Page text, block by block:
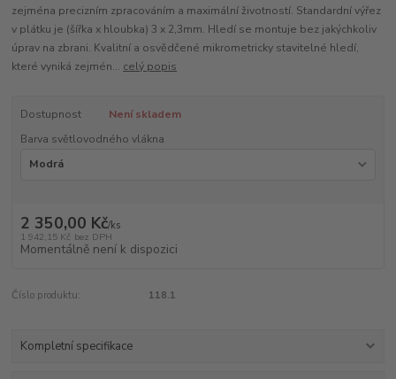
zejména precizním zpracováním a maximální životností. Standardní výřez
v plátku je (šířka x hloubka) 3 x 2,3mm. Hledí se montuje bez jakýchkoliv
úprav na zbrani. Kvalitní a osvědčené mikrometricky stavitelné hledí,
které vyniká zejmén... celý popis
Dostupnost
Není skladem
Barva světlovodného vlákna
2 350,00 Kč/ks
1 942,15 Kč bez DPH
Momentálně není k dispozici
Číslo produktu: 118.1
Kompletní specifikace